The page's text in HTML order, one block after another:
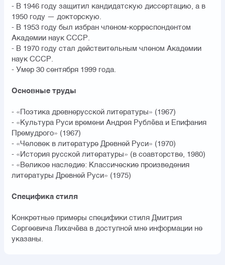
- В 1946 году защитил кандидатскую диссертацию, а в
1950 году — докторскую.
- В 1953 году был избран членом-корреспондентом
Академии наук СССР.
- В 1970 году стал действительным членом Академии
наук СССР.
- Умер 30 сентября 1999 года.
Основные труды
- «Поэтика древнерусской литературы» (1967)
- «Культура Руси времени Андрея Рублёва и Епифания
Премудрого» (1967)
- «Человек в литературе Древней Руси» (1970)
- «История русской литературы» (в соавторстве, 1980)
- «Великое наследие: Классические произведения
литературы Древней Руси» (1975)
Специфика стиля
Конкретные примеры специфики стиля Дмитрия
Сергеевича Лихачёва в доступной мне информации не
указаны.